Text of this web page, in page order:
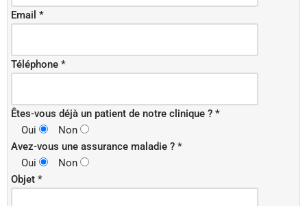
Email *
Téléphone *
Êtes-vous déjà un patient de notre clinique ? *
Oui
Non
Avez-vous une assurance maladie ? *
Oui
Non
Objet *